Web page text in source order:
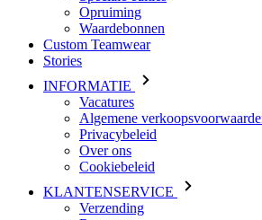
INFORMATIE
Vacatures
Algemene verkoopsvoorwaarden
Privacybeleid
Cookiebeleid
KLANTENSERVICE
Verzending
Retouren
Downloaden
Veelgestelde vragen
Maattabel
Contact